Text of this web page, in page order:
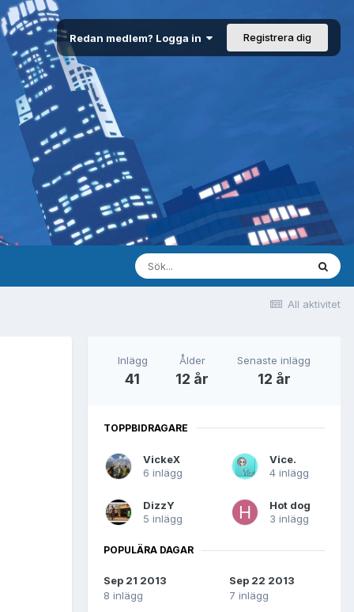
Redan medlem? Logga in Registrera dig
All aktivitet
Inlägg
41
Ålder
12 år
Senaste inlägg
12 år
TOPPBIDRAGARE
VickeX
6 inlägg
Vice.
4 inlägg
DizzY
5 inlägg
Hot dog
3 inlägg
POPULÄRA DAGAR
Sep 21 2013
8 inlägg
Sep 22 2013
7 inlägg